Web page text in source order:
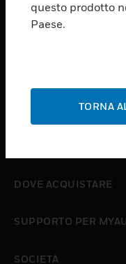
toggle view
DOVE ACQUISTARE
SUPPORTO PER
SOCIETÀ
questo prodotto
Paese.
TORNA